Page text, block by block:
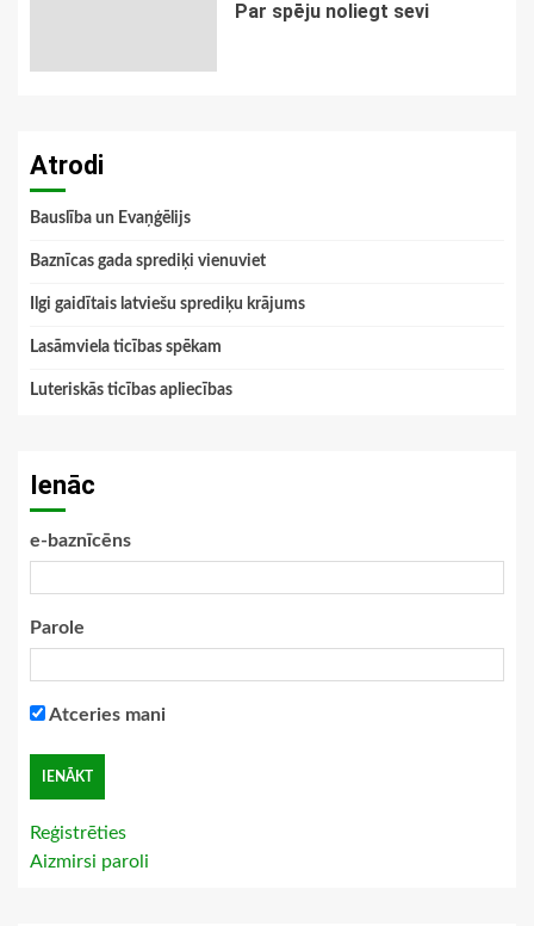
Par spēju noliegt sevi
Atrodi
Bauslība un Evaņģēlijs
Baznīcas gada sprediķi vienuviet
Ilgi gaidītais latviešu sprediķu krājums
Lasāmviela ticības spēkam
Luteriskās ticības apliecības
Ienāc
e-baznīcēns
Parole
Atceries mani
Reģistrēties
Aizmirsi paroli